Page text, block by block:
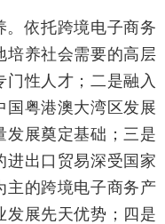
。依托跨境电子商务
培养社会需要的高层
性人才；二是融入
国粤港澳大湾区发展
发展奠定基础；三是
进出口贸易深受国家
主的跨境电子商务产
发展先天优势；四是